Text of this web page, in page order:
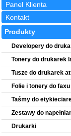
Panel Klienta
Kontakt
Produkty
Developery do
Tonery do drukarek
Tusze do drukarek
Folie i tonery do faxu
Taśmy do
Zestawy do
Drukarki